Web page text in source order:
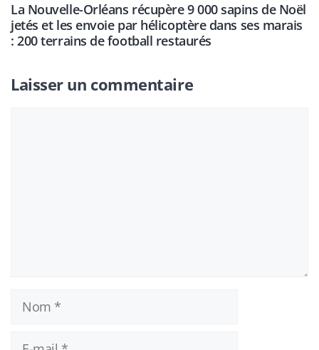
La Nouvelle-Orléans récupère 9 000 sapins de Noël
jetés et les envoie par hélicoptère dans ses marais
: 200 terrains de football restaurés
Laisser un commentaire
Nom